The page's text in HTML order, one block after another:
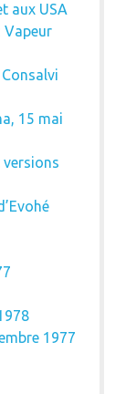
aux USA
Vapeur
15 mai
versions
1977